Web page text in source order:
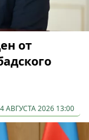
от
АВГУСТА 2026 13:00